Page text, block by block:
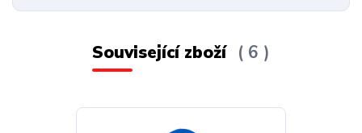
Související zboží 6